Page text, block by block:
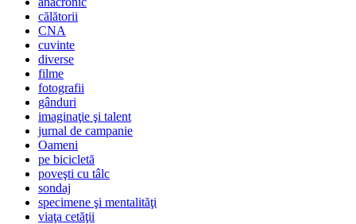
călătorii
CNA
cuvinte
diverse
filme
fotografii
gânduri
imaginaţie şi talent
jurnal de campanie
Oameni
pe bicicletă
poveşti cu tâlc
sondaj
specimene şi mentalităţi
viaţa cetăţii